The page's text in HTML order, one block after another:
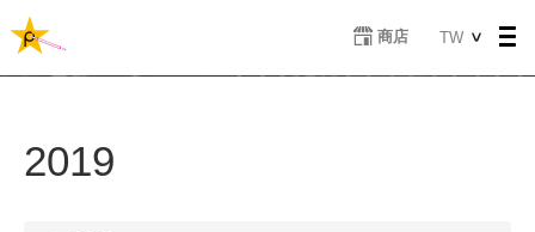
至
商店
Select
TW
2019